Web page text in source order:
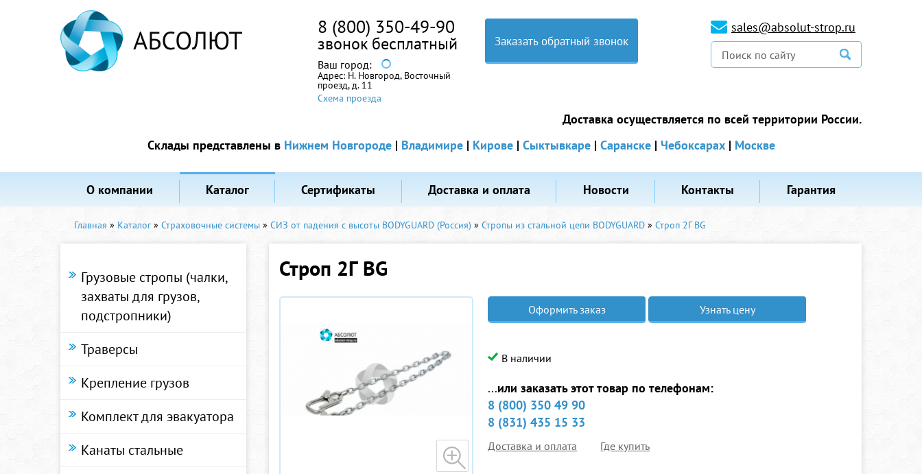
8 (800) 350-49-90
звонок бесплатный
Ваш город:
Адрес: Н. Новгород, Восточный
проезд, д. 11
Схема проезда
Заказать обратный звонок
sales@absolut-strop.ru
Доставка осуществляется по всей территории России.
Склады представлены в Нижнем Новгороде| Владимире| Кирове| Сыктывкаре| Саранске| Чебоксарах| Москве
О компании Каталог Сертификаты Доставка и оплата Новости Контакты Гарантия
Главная » Каталог» Страховочные системы » СИЗ от падения с высоты BODYGUARD (Россия) » Стропы из стальной цепи BODYGUARD » Строп 2Г BG
Грузовые стропы (чалки,
захваты для грузов,
подстропники)
Траверсы
Крепление грузов
Комплект для эвакуатора
Канаты стальные
Строп 2Г BG
Оформить заказ Узнать цену
В наличии
...или заказать этот товар по телефонам:
8 (800) 350 49 90
8 (831) 435 15 33
Доставка и оплата Где купить